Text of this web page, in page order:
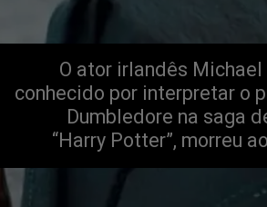
O ator irlandês Michael
conhecido por interpretar o
Dumbledore na saga
“Harry Potter”, morreu